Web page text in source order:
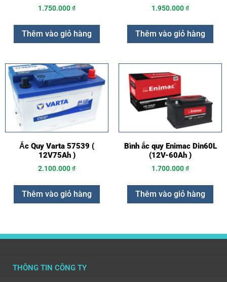
1.750.000₫
Thêm vào giỏ hàng
1.950.000₫
Thêm vào giỏ hàng
Ắc Quy Varta 57539 (
12V75Ah )
2.100.000₫
Thêm vào giỏ hàng
Bình ắc quy Enimac Din60L
(12V-60Ah )
1.700.000₫
Thêm vào giỏ hàng
THÔNG TIN CÔNG TY